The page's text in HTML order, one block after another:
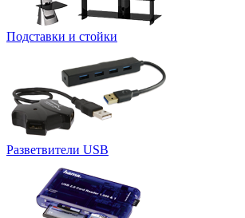
Подставки и стойки
Разветвители USB